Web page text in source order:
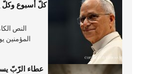
كلّ أسبوع وكلّ
النص
المؤمنين يوم
عطاء الرّبّ